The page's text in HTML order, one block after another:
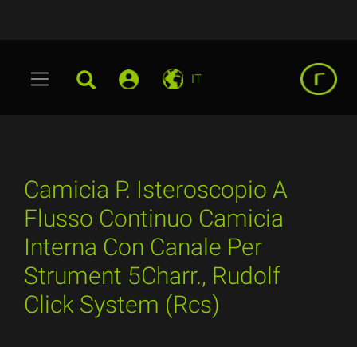
IT
Camicia P. Isteroscopio A
Flusso Continuo Camicia
Interna Con Canale Per
Strument 5Charr., Rudolf
Click System (Rcs)